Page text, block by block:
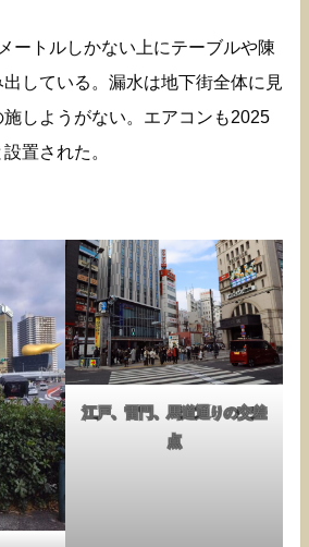
ートルしかない上にテーブルや陳
している。漏水は地下街全体に見
しようがない。エアコンも2025
置された。
江戸、雷門、馬道通りの交差
点